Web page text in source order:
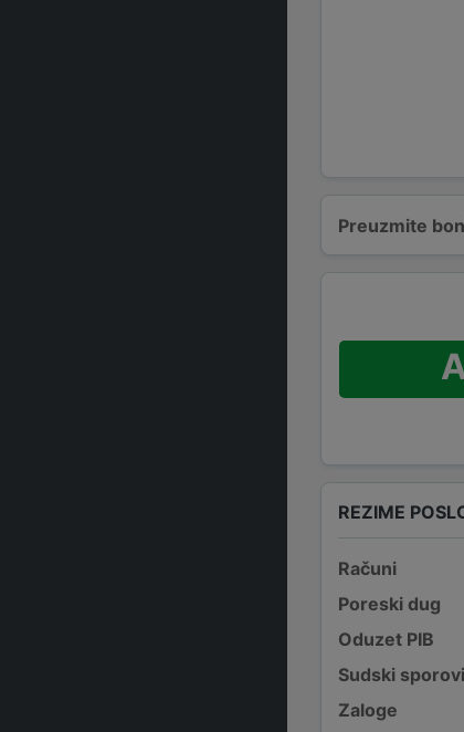
Preuzmite
REZIME
Računi
Poreski dug
Oduzet PIB
Sudski sporovi
Zaloge